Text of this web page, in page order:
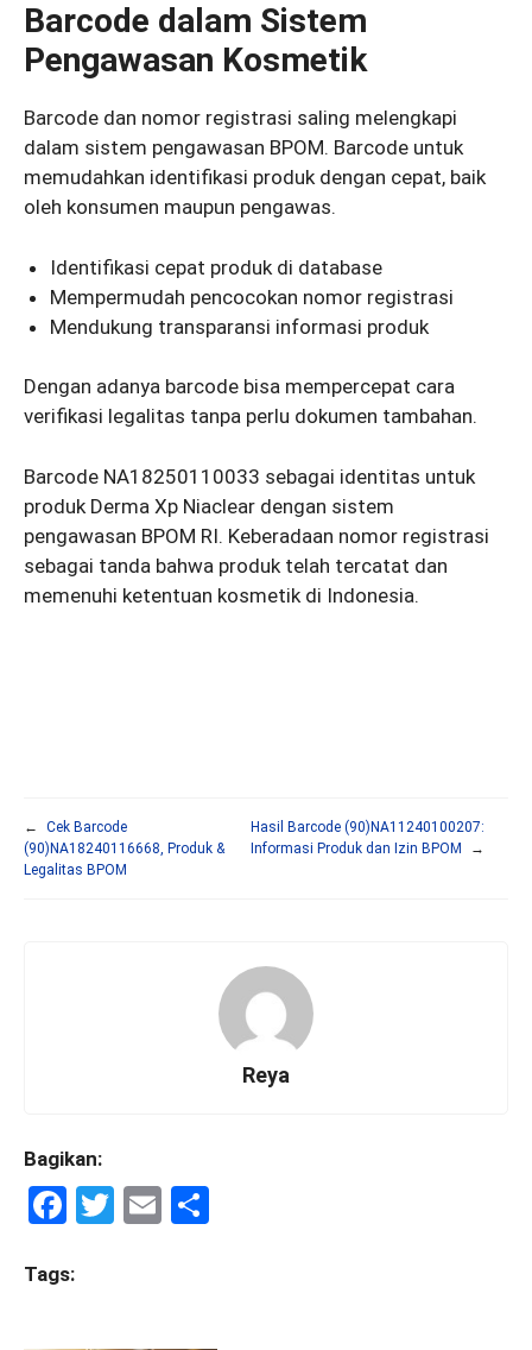
Barcode dalam Sistem
Pengawasan Kosmetik
Barcode dan nomor registrasi saling melengkapi
dalam sistem pengawasan BPOM. Barcode untuk
memudahkan identifikasi produk dengan cepat, baik
oleh konsumen maupun pengawas.
Identifikasi cepat produk di database
Mempermudah pencocokan nomor registrasi
Mendukung transparansi informasi produk
Dengan adanya barcode bisa mempercepat cara
verifikasi legalitas tanpa perlu dokumen tambahan.
Barcode NA18250110033 sebagai identitas untuk
produk Derma Xp Niaclear dengan sistem
pengawasan BPOM RI. Keberadaan nomor registrasi
sebagai tanda bahwa produk telah tercatat dan
memenuhi ketentuan kosmetik di Indonesia.
←
Cek Barcode
(90)NA18240116668, Produk &
Legalitas BPOM
Hasil Barcode (90)NA11240100207:
Informasi Produk dan Izin BPOM
→
Reya
Bagikan:
F
ce
T
E
Tags: